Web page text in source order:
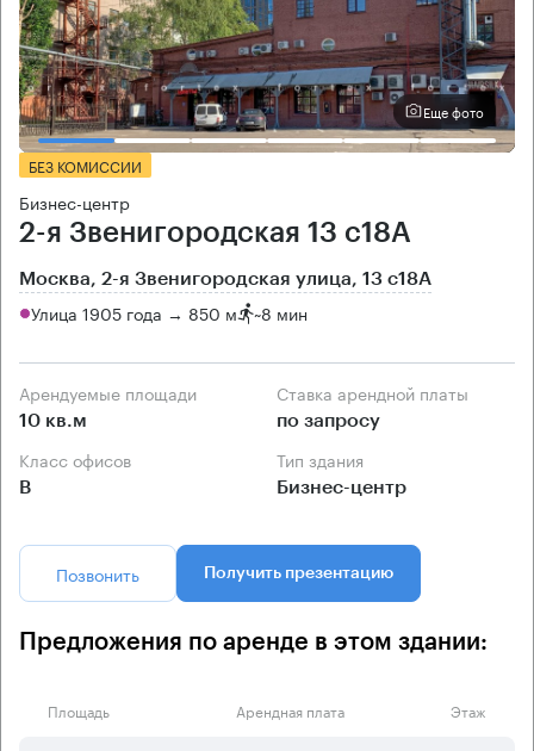
Еще фото
БЕЗ КОМИССИИ
Бизнес-центр
2-я Звенигородская 13 с18А
Москва, 2-я Звенигородская улица, 13 с18А
Улица 1905 года → 850 м ~8 мин
Арендуемые площади
10 кв.м
Ставка арендной платы
по запросу
Класс офисов
B
Тип здания
Бизнес-центр
Позвонить Получить презентацию
Предложения по аренде в этом здании:
Площадь Арендная плата Этаж